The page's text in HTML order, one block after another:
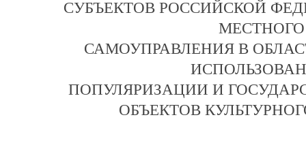
СУБЪЕКТОВ РОССИЙСКОЙ
МЕСТНОГО
САМОУПРАВЛЕНИЯ В
ПОПУЛЯРИЗАЦИИ И
ОБЪЕКТОВ